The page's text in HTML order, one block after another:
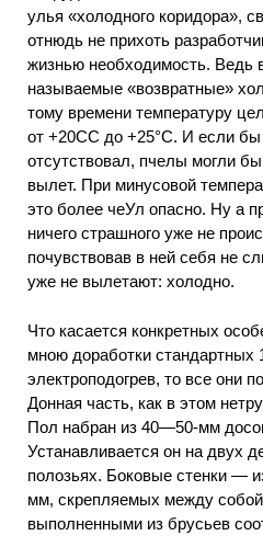
улья «холодного коридора»,
отнюдь не прихоть
жизнью необходимость. Ведь
называемые «возвратные»
тому времени температуру
от +20СС до +25°С. И если
отсутствовал, пчелы могли
вылет. При минусовой
это более чеУл опасно. Ну а
ничего страшного уже не
почувствовав в ней себя не
уже не вылетают: холодно.
Что касается конкретных
мною доработки стандартных
электроподогрев, то все они
Донная часть, как в этом
Пол набран из 40—50-мм
Устанавливается он на двух
полозьях. Боковые стенки —
мм, скрепляемых между
выполненными из брусьев